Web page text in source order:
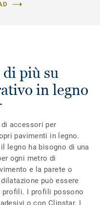
di più su
in legno
accessori per
pavimenti in legno.
legno ha bisogno di una
ogni metro di
e la parete o
può essere
I profili possono
o con Clipstar. I